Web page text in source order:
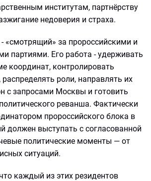
институтам, партнёрству
недоверия и страха.
- «смотрящий» за пророссийскими и
партиями. Его работа - удерживать
координат, контролировать
роли, направлять их
с запросами Москвы и готовить
реванша. Фактически
пророссийского блока в
должен выступать с согласованной
политические моменты — от
ситуаций.
каждый из этих резидентов